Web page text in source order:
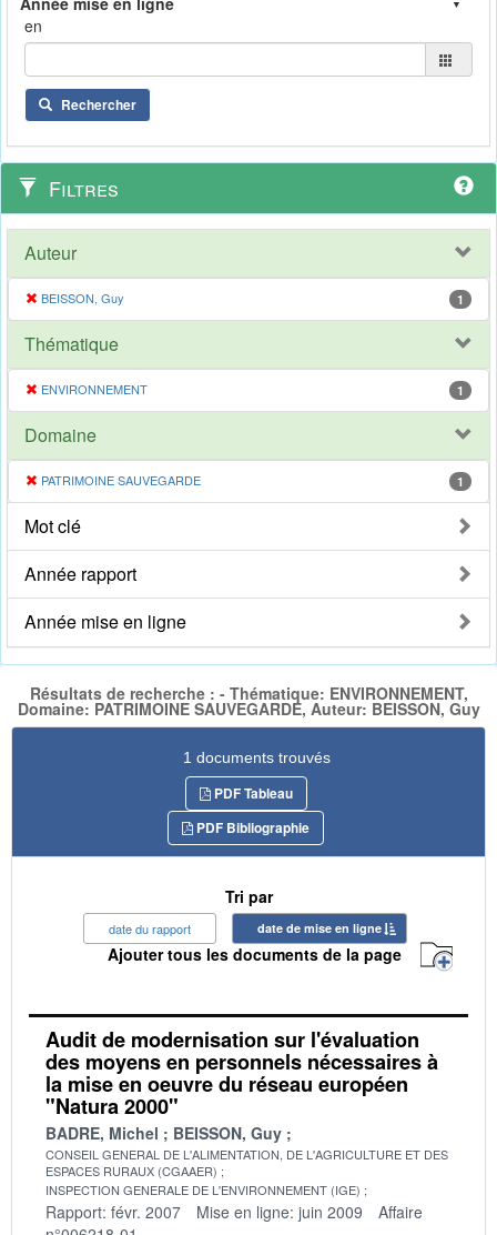
en
Rechercher
Filtres
Auteur
BEISSON, Guy 1
Thématique
ENVIRONNEMENT 1
Domaine
PATRIMOINE SAUVEGARDE 1
Mot clé
Année rapport
Année mise en ligne
Résultats de recherche : - Thématique: ENVIRONNEMENT,
Domaine: PATRIMOINE SAUVEGARDE, Auteur: BEISSON, Guy
1 documents trouvés
PDF Tableau
PDF Bibliographie
Tri par
date du rapport date de mise en ligne
Ajouter tous les documents de la page
Audit de modernisation sur l'évaluation
des moyens en personnels nécessaires à
la mise en oeuvre du réseau européen
"Natura 2000"
BADRE, Michel BEISSON, Guy
CONSEIL GENERAL DE L'ALIMENTATION, DE L'AGRICULTURE ET DES
ESPACES RURAUX (CGAAER)
INSPECTION GENERALE DE L'ENVIRONNEMENT (IGE)
Rapport: févr. 2007 Mise en ligne: juin 2009
Affaire